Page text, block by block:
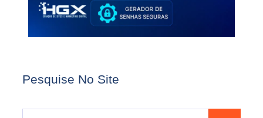
Pesquise No Site